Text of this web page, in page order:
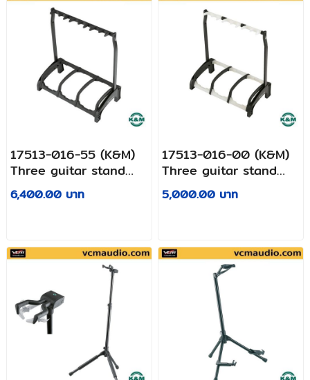
17513-016-55 (K&M)
Three guitar stand
»Guardian 3«
6,400.00 บาท
17513-016-00 (K&M)
Three guitar stand
»Guardian 3«
5,000.00 บาท